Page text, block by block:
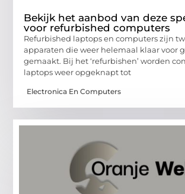
Bekijk het aanbod van deze
voor refurbished computers
Refurbished laptops en computers zijn
apparaten die weer helemaal klaar voor
gemaakt. Bij het ‘refurbishen’ worden
laptops weer opgeknapt tot
Electronica En Computers